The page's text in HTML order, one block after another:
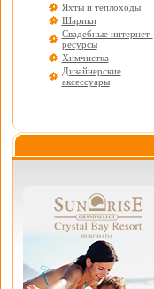
Яхты и теплоходы
Шарики
Свадебные интернет-
ресурсы
Химчистка
Дизайнерские
аксессуары